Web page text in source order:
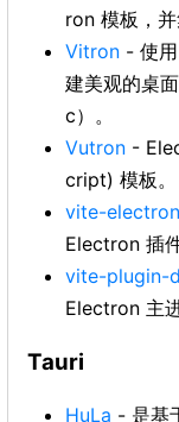
ron 模板，
Vitron - 使
建美观的桌
c）。
Vutron -
cript) 模板。
vite-
Electron 插件
vite-plugin-
Electron 主进
Tauri
HuLa - 是基